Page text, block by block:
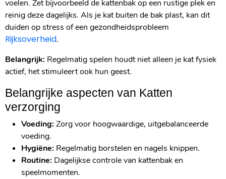
voelen. Zet bijvoorbeeld de kattenbak op een rustige plek en
reinig deze dagelijks. Als je kat buiten de bak plast, kan dit
duiden op stress of een gezondheidsprobleem
Rijksoverheid.
Belangrijk: Regelmatig spelen houdt niet alleen je kat fysiek
actief, het stimuleert ook hun geest.
Belangrijke aspecten van Katten
verzorging
Voeding: Zorg voor hoogwaardige, uitgebalanceerde
voeding.
Hygiëne: Regelmatig borstelen en nagels knippen.
Routine: Dagelijkse controle van kattenbak en
speelmomenten.